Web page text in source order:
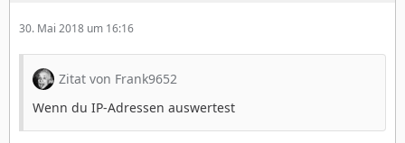
30. Mai 2018 um 16:16
Zitat von Frank9652
Wenn du IP-Adressen auswertest